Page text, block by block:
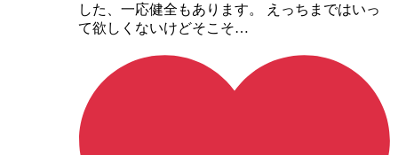
した、一応健全もあります。 えっちまではいっ
て欲しくないけどそこそ…